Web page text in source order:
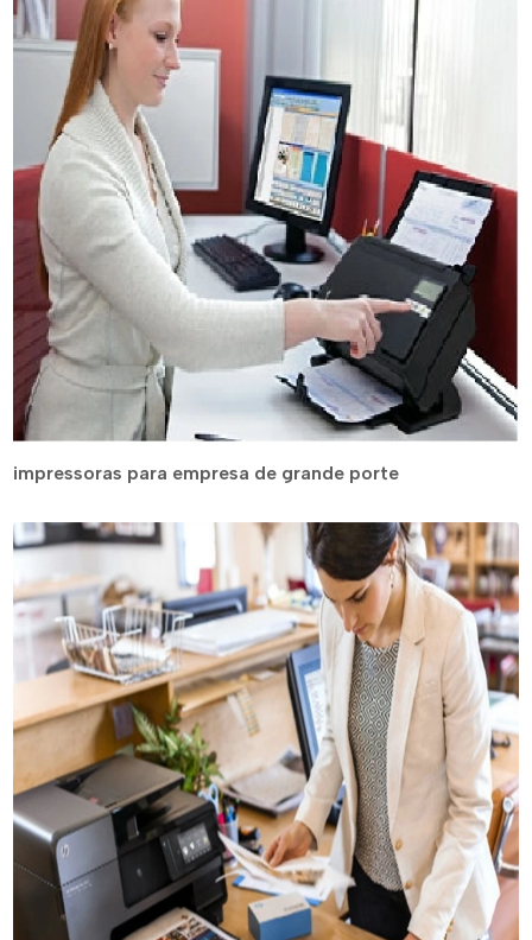
impressoras para empresa de grande porte